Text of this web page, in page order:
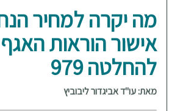
מה יקרה למחיר
אישור הוראות
להחלטה 979
מאת: עו"ד אביגדור ליבוביץ